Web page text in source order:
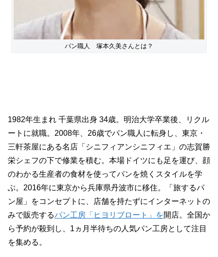
パン職人 塚本久美さんとは？
1982年生まれ 千葉県出身 34歳。明治大学卒業後、リクル
ートに就職。2008年、26歳でパン職人に転身し、東京・
三軒茶屋にある名店「シニフィアンシニフィエ」の志賀勝
栄シェフの下で修業を積む。本場ドイツにも足を運び、顔
のわかる生産者の食材を使ってパンを焼くスタイルを学
ぶ。2016年に東京から兵庫県丹波市に移住。「旅するパ
ン屋」をコンセプトに、店舗を持たずにインターネットの
みで販売するパン工房「ヒヨリブロート」を開店。全国か
ら予約が殺到し、1ヵ月半待ちの人気パン工房として注目
を集める。